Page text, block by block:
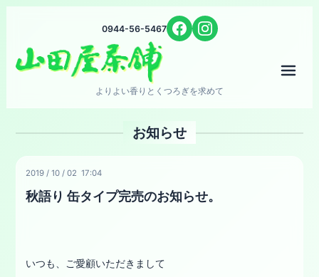
0944-56-5467
よりよい香りとくつろぎを求めて
お知らせ
2019 /10 /02 17:04
秋語り 缶タイプ完売のお知らせ。
いつも、ご愛顧いただきまして